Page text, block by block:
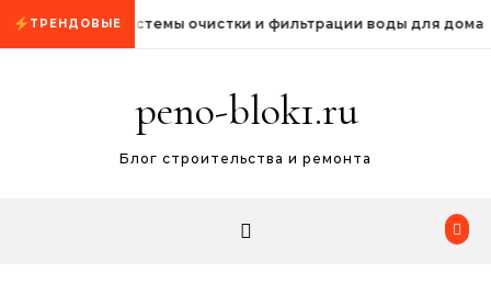
Промотать к содержимому
ТРЕНДОВЫЕСистемы очистки и фильтрации воды для дома
peno-blok1.ru
Блог строительства и ремонта